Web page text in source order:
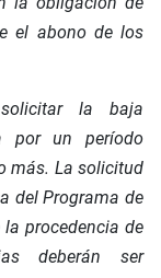
el abono de los
la baja
por un período
más. La solicitud
del Programa de
procedencia de
deberán ser